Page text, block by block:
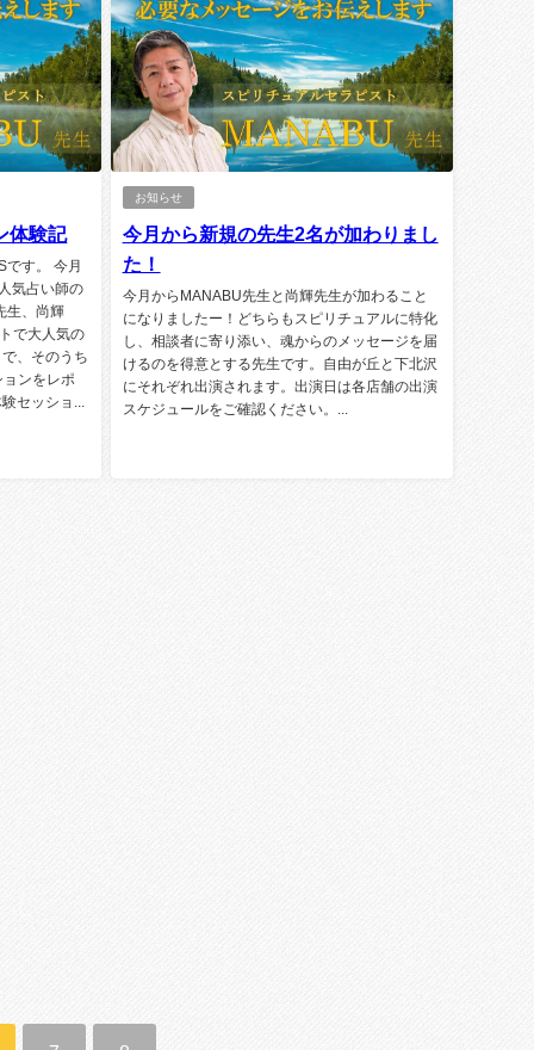
体験記
です。 今月
気占い師の
生、尚輝
で大人気の
、そのうち
ョンをレポ
セッショ...
お知らせ
今月から新規の先生2名が加わりまし
た！
今月からMANABU先生と尚輝先生が加わること
になりましたー！どちらもスピリチュアルに特化
し、相談者に寄り添い、魂からのメッセージを届
けるのを得意とする先生です。自由が丘と下北沢
にそれぞれ出演されます。出演日は各店舗の出演
スケジュールをご確認ください。...